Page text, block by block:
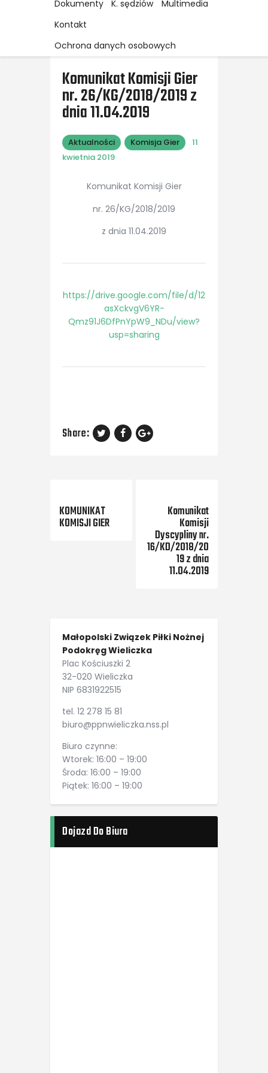
Dokumenty
K. sędziów
Multimedia
Kontakt
Ochrona danych osobowych
Komunikat Komisji Gier
nr. 26/KG/2018/2019 z
dnia 11.04.2019
Aktualności Komisja Gier
11
kwietnia 2019
Komunikat Komisji Gier
nr. 26/KG/2018/2019
z dnia 11.04.2019
https://drive.google.com/file/d/12
asXckvgV6YR-
Qmz91J6DfPnYpW9_NDu/view?
usp=sharing
Share:
KOMUNIKAT
KOMISJI GIER
Komunikat
Komisji
Dyscypliny nr.
16/KD/2018/20
19 z dnia
11.04.2019
Małopolski Związek Piłki Nożnej
Podokręg Wieliczka
Plac Kościuszki 2
32-020 Wieliczka
NIP 6831922515
tel. 12 278 15 81
biuro@ppnwieliczka.nss.pl
Biuro czynne:
Wtorek: 16:00 – 19:00
Środa: 16:00 – 19:00
Piątek: 16:00 – 19:00
Dojazd Do Biura